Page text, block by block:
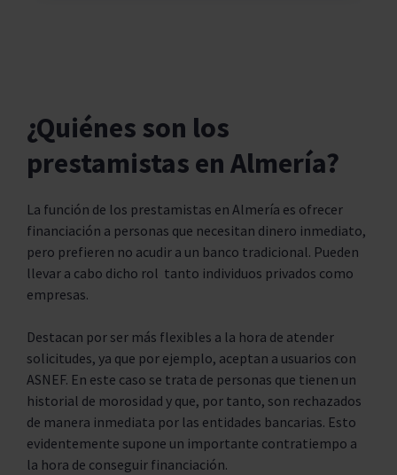
¿Quiénes son los
prestamistas en Almería?
La función de los prestamistas en Almería es ofrecer
financiación a personas que necesitan dinero inmediato,
pero prefieren no acudir a un banco tradicional. Pueden
llevar a cabo dicho rol tanto individuos privados como
empresas.
Destacan por ser más flexibles a la hora de atender
solicitudes, ya que por ejemplo, aceptan a usuarios con
ASNEF. En este caso se trata de personas que tienen un
historial de morosidad y que, por tanto, son rechazados
de manera inmediata por las entidades bancarias. Esto
evidentemente supone un importante contratiempo a
la hora de conseguir financiación.